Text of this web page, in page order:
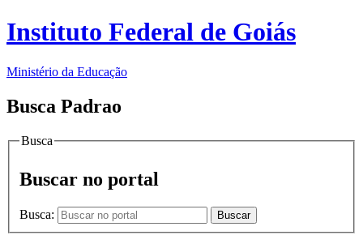
Instituto Federal de Goiás
Ministério da Educação
Busca Padrao
Busca
Buscar no portal
Busca: Buscar